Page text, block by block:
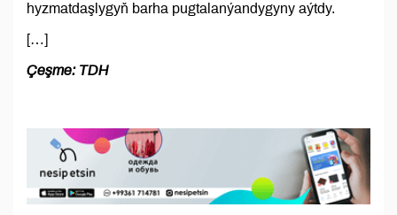
hyzmatdaşlygyň barha pugtalanýandygyny aýtdy.
[…]
Çeşme: TDH